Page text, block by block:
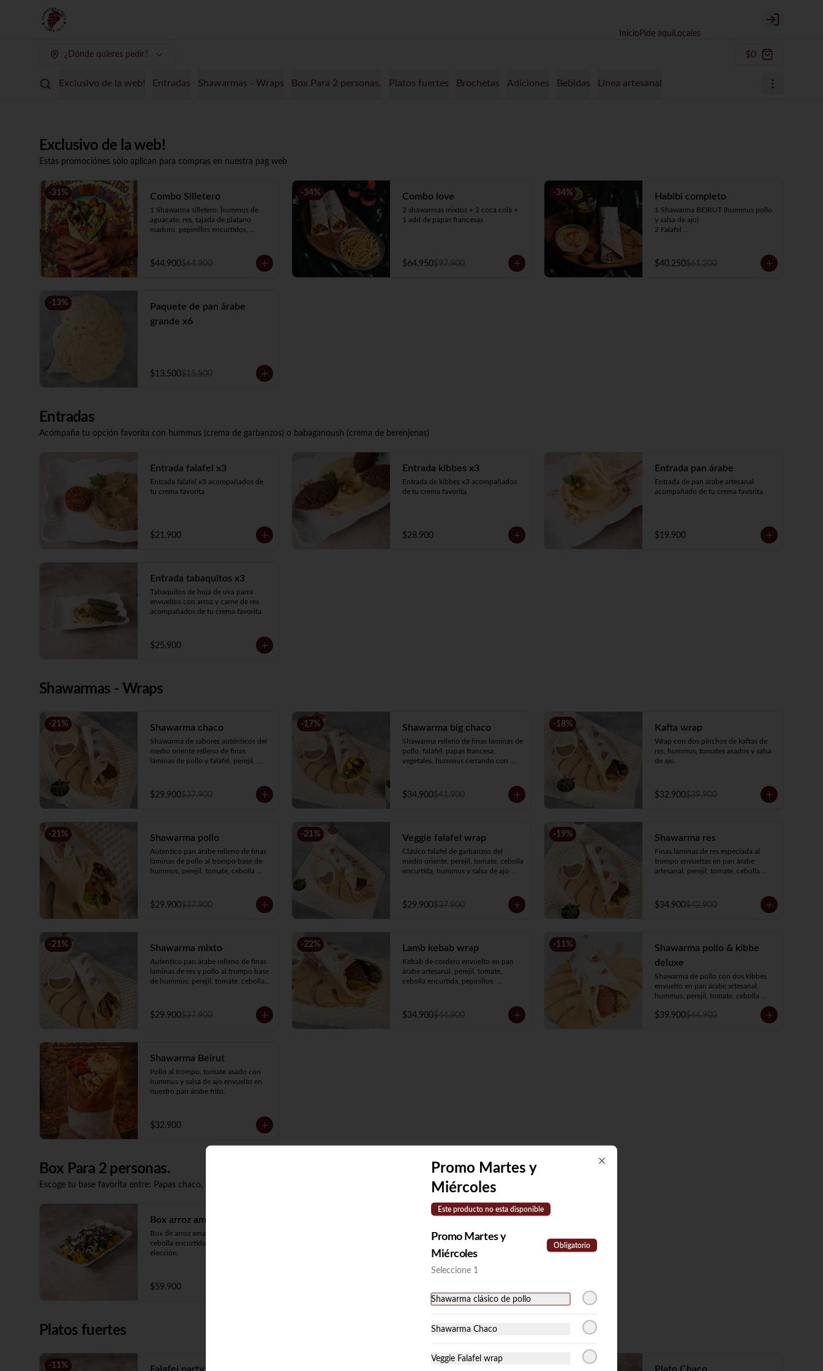
Inicio Pide aquí Locales
Login
¿Dónde quieres pedir? $0
Exclusivo de la web! Entradas Shawarmas - Wraps Box Para 2 personas. Platos fuertes Brochetas Adiciones Bebidas Línea artesanal
Exclusivo de la web!
Estás promociónes solo aplican para compras en nuestra pag web
-31% Combo Silletero
1 Shawarma silletero: hummus de
aguacate, res, tajada de platano
maduro, pepinillos encurtidos,
1 Soda de tamarindo con mango
limon.
$44.900$64.900
-34% Combo love
2 shawarmas mixtos + 2 coca cola +
1 add de papas francesas
$64.950$97.900
-34% Habibi completo
1 Shawarma BEIRUT (hummus pollo
y salsa de ajo)
2 Falafel
$40.250$61.200
-13%
Paquete de pan árabe
grande x6
$13.500$15.500
Entradas
Acompaña tu opción favorita con hummus (crema de garbanzos) o babaganoush (crema de berenjenas)
Entrada falafel x3
Entrada falafel x3 acompañados de
tu crema favorita
$21.900
Entrada kibbes x3
Entrada de kibbes x3 acompañados
de tu crema favorita
$28.900
Entrada pan árabe
Entrada de pan árabe artesanal
acompañado de tu crema favorita
$19.900
Entrada tabaquitos x3
Tabaquitos de hoja de uva parra
envueltos con arroz y carne de res
acompañados de tu crema favorita
$25.900
Shawarmas - Wraps
-21% Shawarma chaco
Shawarma de sabores auténticos del
medio oriente relleno de finas
láminas de pollo y falafel, perejil,
$29.900$37.900
-17% Shawarma big chaco
Shawarma relleno de finas laminas de
pollo, falafel, papas francesa,
vegetales, hummus cerrando con
$34.900$41.900
-18% Kafta wrap
Wrap con dos pinchos de kaftas de
res, hummus, tomates asados y salsa
de ajo.
$32.900$39.900
-21% Shawarma pollo
Autentico pan árabe relleno de finas
laminas de pollo al trompo base de
hummus, perejil, tomate, cebolla
$29.900$37.900
-21% Veggie falafel wrap
Clásico falafel de garbanzos del
medio oriente, perejil, tomate, cebolla
encurtida, hummus y salsa de ajo
$29.900$37.900
-19% Shawarma res
Finas láminas de res especiada al
trompo envueltas en pan árabe
artesanal, perejil, tomate, cebolla
$34.900$42.900
-21% Shawarma mixto
Autentico pan árabe relleno de finas
laminas de res y pollo al trompo base
de hummus, perejil, tomate, cebolla
$29.900$37.900
-22% Lamb kebab wrap
Kebab de cordero envuelto en pan
árabe artesanal, perejil, tomate,
cebolla encurtida, pepinillos,
$34.900$44.900
-11%
Shawarma pollo & kibbe
deluxe
Shawarma de pollo con dos kibbes
envuelto en pan árabe artesanal,
hummus, perejil, tomate, cebolla
$39.900$44.900
Shawarma Beirut
Pollo al trompo, tomate asado con
hummus y salsa de ajo envuelto en
nuestro pan árabe frito.
$32.900
Box Para 2 personas.
Escoge tu base favorita entre: Papas chaco, arroz amarillo o ensalada y acompáñalo con vegetales y tu proteína favorita.
Box arroz amarillo
Box de arroz amarillo, perejil, tomate,
cebolla encurtida y proteína a
elección.
$59.900
Box de papas francesas, perejil,
tomate, cebolla encurtida y proteína
a elección.
Platos fuertes
-11%
Promo Martes y
Miércoles
Este producto no esta disponible
Promo Martes y
Miércoles
Obligatorio
Seleccione 1
Shawarma clásico de pollo
Shawarma Chaco
Veggie Falafel wrap